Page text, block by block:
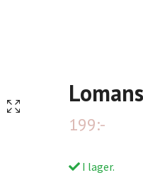
199:-
I lager.